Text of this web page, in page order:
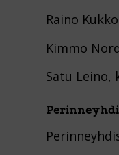
Raino
Kimmo
Satu Leino,